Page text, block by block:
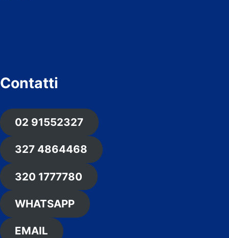
Contatti
02 91552327
327 4864468
320 1777780
WHATSAPP
EMAIL